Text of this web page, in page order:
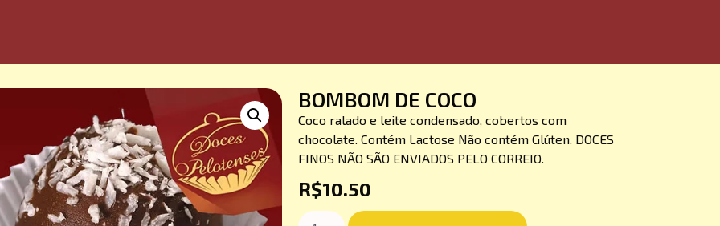
BOMBOM DE COCO
Coco ralado e leite condensado, cobertos com
chocolate. Contém Lactose Não contém Glúten. DOCES
FINOS NÃO SÃO ENVIADOS PELO CORREIO.
R$10.50